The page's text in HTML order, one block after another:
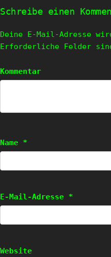
(Wird
in
geöffnet)
(Wird
in
geöffnet)
Schreibe einen
Deine E-Mail-Adresse
Erforderliche Felder
Kommentar
Name *
E-Mail-Adresse *
Website